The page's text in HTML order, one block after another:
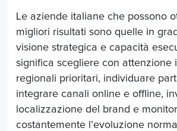
Le aziende italiane che possono
migliori risultati sono quelle in
visione strategica e capacità
significa scegliere con attenzione
regionali prioritari, individuare
integrare canali online e offline,
localizzazione del brand e
costantemente l’evoluzione